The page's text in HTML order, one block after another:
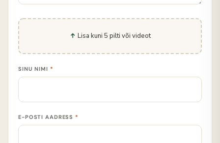
Lisa kuni 5 pilti või videot
SINU NIMI *
E-POSTI AADRESS *